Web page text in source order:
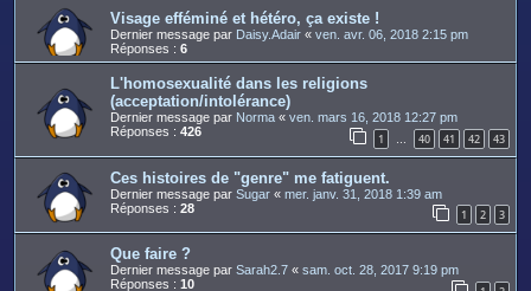
Visage efféminé et hétéro, ça existe !
Dernier message par Daisy.Adair « ven. avr. 06, 2018 2:15 pm
Réponses : 6
L'homosexualité dans les religions
(acceptation/intolérance)
Dernier message par Norma « ven. mars 16, 2018 12:27 pm
Réponses : 426 1 … 40 41 42 43
Ces histoires de "genre" me fatiguent.
Dernier message par Sugar « mer. janv. 31, 2018 1:39 am
Réponses : 28 1 2 3
Que faire ?
Dernier message par Sarah2.7 « sam. oct. 28, 2017 9:19 pm
Réponses : 10